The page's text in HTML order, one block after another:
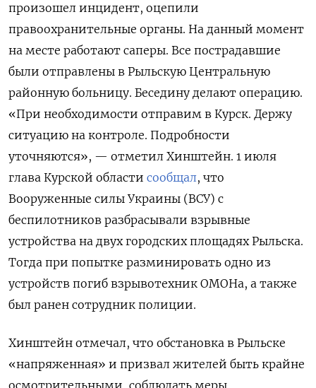
произошел инцидент, оцепили
правоохранительные органы. На данный момент
на месте работают саперы. Все пострадавшие
были отправлены в Рыльскую Центральную
районную больницу. Беседину делают операцию.
«При необходимости отправим в Курск. Держу
ситуацию на контроле. Подробности
уточняются», — отметил Хинштейн. 1 июля
глава Курской области сообщал, что
Вооруженные силы Украины (ВСУ) с
беспилотников разбрасывали взрывные
устройства на двух городских площадях Рыльска.
Тогда при попытке разминировать одно из
устройств погиб взрывотехник ОМОНа, а также
был ранен сотрудник полиции.
Хинштейн отмечал, что обстановка в Рыльске
«напряженная» и призвал жителей быть крайне